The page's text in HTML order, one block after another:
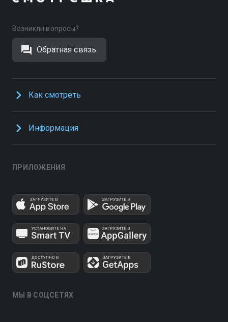
Возникли вопросы?
Обратная связь
Как смотреть
Информация
ПРИЛОЖЕНИЯ
МЫ В СОЦСЕТЯХ